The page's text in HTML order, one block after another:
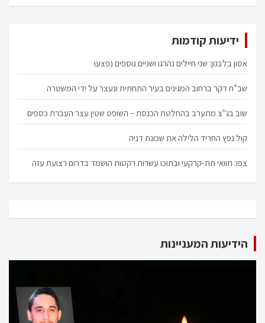
ידיעות קודמות
אסון בלבנון: שני חיילים נהרגו ושניים נוספים נפצעו
שב”ח דקר ברחוב המגינים בעיר התחתית ונעצר על ידי המשטרה
שוב בג"צ מתערב בהחלטת הכנסת – השופט שטין עצר העברת כספים
קול נפץ החריד הלילה את שכונת דניה
צפו: תוואי תת-קרקעי ובתוכו עשרות רקטות הושמד בדרום רצועת עזה
הידיעות המעניינות